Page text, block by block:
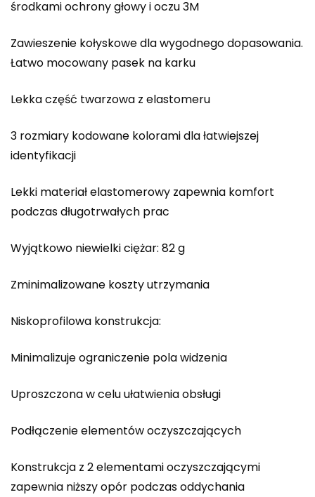
środkami ochrony głowy i oczu 3M
Zawieszenie kołyskowe dla wygodnego dopasowania.
Łatwo mocowany pasek na karku
Lekka część twarzowa z elastomeru
3 rozmiary kodowane kolorami dla łatwiejszej
identyfikacji
Lekki materiał elastomerowy zapewnia komfort
podczas długotrwałych prac
Wyjątkowo niewielki ciężar: 82 g
Zminimalizowane koszty utrzymania
Niskoprofilowa konstrukcja:
Minimalizuje ograniczenie pola widzenia
Uproszczona w celu ułatwienia obsługi
Podłączenie elementów oczyszczających
Konstrukcja z 2 elementami oczyszczającymi
zapewnia niższy opór podczas oddychania